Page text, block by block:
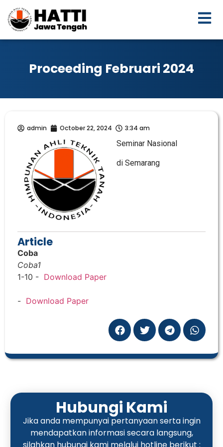
Proceeding Februari 2024
admin October 22, 2024 3:34 am
Seminar Nasional
di Semarang
Article
Coba
Coba1
1-10 - Download Paper
- Download Paper
Hubungi Kami
Jika anda mempunyai pertanyaan serta ingin
mendapatkan informasi secara langsung,